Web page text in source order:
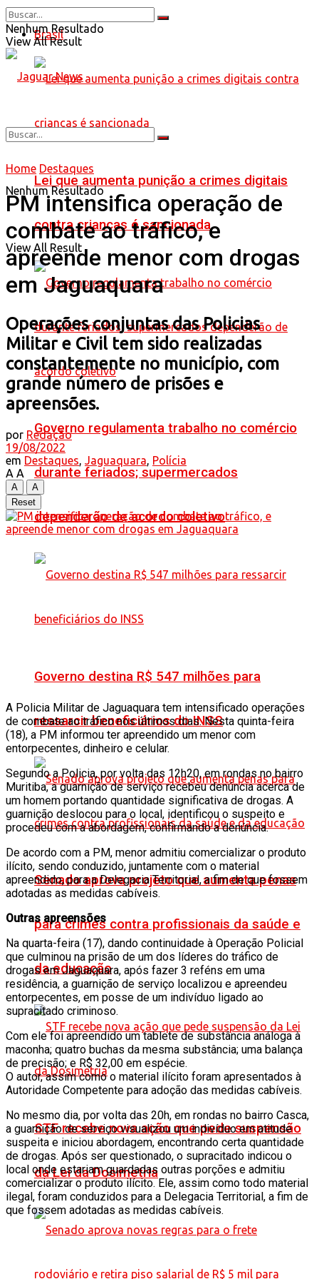
Brasil
Lei que aumenta punição a crimes digitais
contra crianças é sancionada
Governo regulamenta trabalho no comércio
durante feriados; supermercados
dependerão de acordo coletivo
Governo destina R$ 547 milhões para
ressarcir beneficiários do INSS
Senado aprova projeto que aumenta penas
para crimes contra profissionais da saúde e
da educação
STF recebe nova ação que pede suspensão
da Lei da Dosimetria
Nenhum Resultado
View All Result
Nenhum Resultado
View All Result
Home Destaques
PM intensifica operação de
combate ao tráfico, e
apreende menor com drogas
em Jaguaquara
Operações conjuntas das Policias
Militar e Civil tem sido realizadas
constantemente no município, com
grande número de prisões e
apreensões.
por Redação
19/08/2022
em Destaques, Jaguaquara, Polícia
A A
A
A
Reset
A Policia Militar de Jaguaquara tem intensificado operações
de combate ao tráfico nos últimos dias. Nesta quinta-feira
(18), a PM informou ter apreendido um menor com
entorpecentes, dinheiro e celular.
Segundo a Policia, por volta das 12h20, em rondas no bairro
Muritiba, a guarnição de serviço recebeu denúncia acerca de
um homem portando quantidade significativa de drogas. A
guarnição deslocou para o local, identificou o suspeito e
procedeu com a abordagem, confirmando a denúncia.
De acordo com a PM, menor admitiu comercializar o produto
ilícito, sendo conduzido, juntamente com o material
apreendido, para a Delegacia Territorial, a fim de que fossem
adotadas as medidas cabíveis.
Outras apreensões
Na quarta-feira (17), dando continuidade à Operação Policial
que culminou na prisão de um dos líderes do tráfico de
drogas em Jaguaquara, após fazer 3 reféns em uma
residência, a guarnição de serviço localizou e apreendeu
entorpecentes, em posse de um indivíduo ligado ao
supracitado criminoso.
Com ele foi apreendido um tablete de substância análoga à
maconha; quatro buchas da mesma substância; uma balança
de precisão; e R$ 32,00 em espécie.
O autor, assim como o material ilícito foram apresentados à
Autoridade Competente para adoção das medidas cabíveis.
No mesmo dia, por volta das 20h, em rondas no bairro Casca,
a guarnição de serviço visualizou um indivíduo em atitude
suspeita e iniciou abordagem, encontrando certa quantidade
de drogas. Após ser questionado, o supracitado indicou o
local onde estariam guardadas outras porções e admitiu
comercializar o produto ilícito. Ele, assim como todo material
ilegal, foram conduzidos para a Delegacia Territorial, a fim de
que fossem adotadas as medidas cabíveis.